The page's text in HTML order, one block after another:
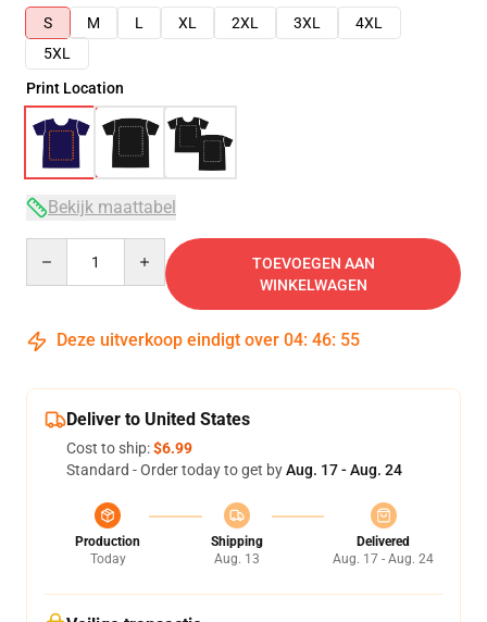
S
M L XL 2XL 3XL
4XL
5XL
Print Location
Bekijk maattabel
TOEVOEGEN AAN
WINKELWAGEN
Deze uitverkoop eindigt over 04: 46: 54
Deliver to United States
Cost to ship:$6.99
Standard - Order today to get byAug. 17 - Aug. 24
Production
Today
Shipping
Aug. 13
Delivered
Aug. 17 - Aug. 24